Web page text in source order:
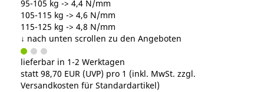
95-105 kg -> 4,4 N/mm
105-115 kg -> 4,6 N/mm
115-125 kg -> 4,8 N/mm
↓ nach unten scrollen zu den Angeboten
lieferbar in 1-2 Werktagen
statt 98,70 EUR (UVP) pro 1 (inkl. MwSt. zzgl.
Versandkosten für Standardartikel)